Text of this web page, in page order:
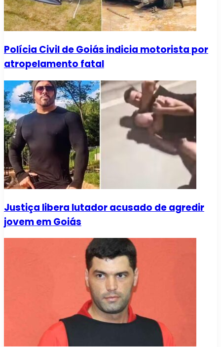
Polícia Civil de Goiás indicia motorista por
atropelamento fatal
Justiça libera lutador acusado de agredir
jovem em Goiás